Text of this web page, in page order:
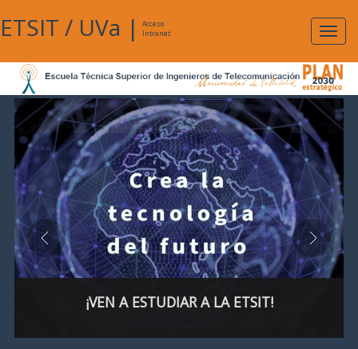
ETSIT / UVa |
Acceso
Intranet
¡VEN A ESTUDIAR A LA ETSIT!